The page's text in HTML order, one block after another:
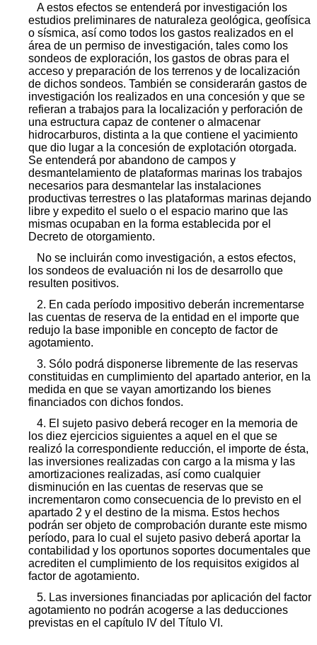
A estos efectos se entenderá por investigación los
estudios preliminares de naturaleza geológica, geofísica
o sísmica, así como todos los gastos realizados en el
área de un permiso de investigación, tales como los
sondeos de exploración, los gastos de obras para el
acceso y preparación de los terrenos y de localización
de dichos sondeos. También se considerarán gastos de
investigación los realizados en una concesión y que se
refieran a trabajos para la localización y perforación de
una estructura capaz de contener o almacenar
hidrocarburos, distinta a la que contiene el yacimiento
que dio lugar a la concesión de explotación otorgada.
Se entenderá por abandono de campos y
desmantelamiento de plataformas marinas los trabajos
necesarios para desmantelar las instalaciones
productivas terrestres o las plataformas marinas dejando
libre y expedito el suelo o el espacio marino que las
mismas ocupaban en la forma establecida por el
Decreto de otorgamiento.
No se incluirán como investigación, a estos efectos,
los sondeos de evaluación ni los de desarrollo que
resulten positivos.
2. En cada período impositivo deberán incrementarse
las cuentas de reserva de la entidad en el importe que
redujo la base imponible en concepto de factor de
agotamiento.
3. Sólo podrá disponerse libremente de las reservas
constituidas en cumplimiento del apartado anterior, en la
medida en que se vayan amortizando los bienes
financiados con dichos fondos.
4. El sujeto pasivo deberá recoger en la memoria de
los diez ejercicios siguientes a aquel en el que se
realizó la correspondiente reducción, el importe de ésta,
las inversiones realizadas con cargo a la misma y las
amortizaciones realizadas, así como cualquier
disminución en las cuentas de reservas que se
incrementaron como consecuencia de lo previsto en el
apartado 2 y el destino de la misma. Estos hechos
podrán ser objeto de comprobación durante este mismo
período, para lo cual el sujeto pasivo deberá aportar la
contabilidad y los oportunos soportes documentales que
acrediten el cumplimiento de los requisitos exigidos al
factor de agotamiento.
5. Las inversiones financiadas por aplicación del factor
agotamiento no podrán acogerse a las deducciones
previstas en el capítulo IV del Título VI.